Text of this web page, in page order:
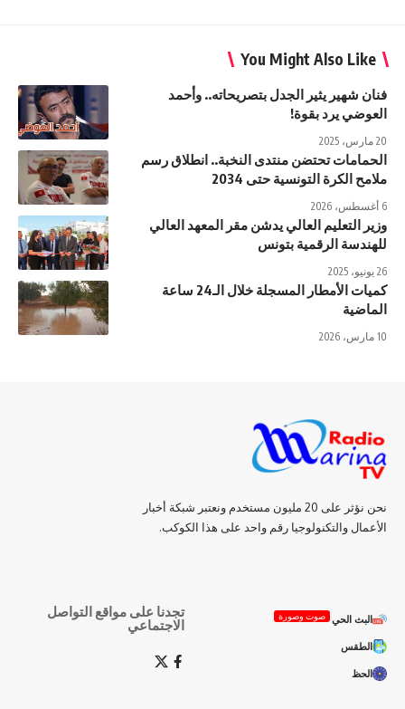
You Might Also Like
فنان شهير يثير الجدل بتصريحاته.. وأحمد
العوضي يرد بقوة!
20 مارس، 2025
الحمامات تحتضن منتدى النخبة.. انطلاق رسم
ملامح الكرة التونسية حتى 2034
6 أغسطس، 2026
وزير التعليم العالي يدشن مقر المعهد العالي
للهندسة الرقمية بتونس
26 يونيو، 2025
كميات الأمطار المسجلة خلال الـ24 ساعة
الماضية
10 مارس، 2026
نحن نؤثر على 20 مليون مستخدم ونعتبر شبكة أخبار
الأعمال والتكنولوجيا رقم واحد على هذا الكوكب.
البث الحي صوت وصورة
الطقس
الحظ
تجدنا على مواقع التواصل
الاجتماعي